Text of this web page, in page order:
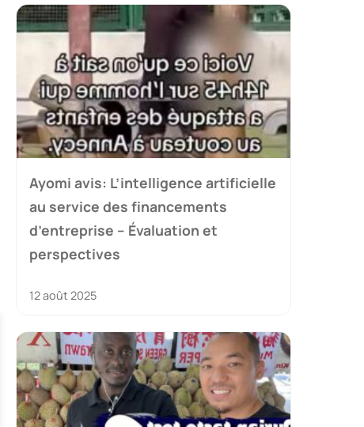
Ayomi avis: L’intelligence artificielle
au service des financements
d’entreprise – Évaluation et
perspectives
12 août 2025